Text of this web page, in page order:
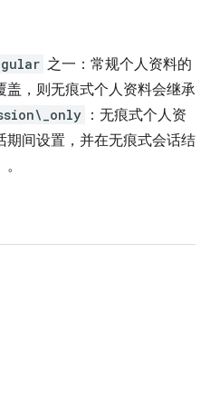
之一：常规个人资料的
，则无痕式个人资料会继承
：无痕式个人资
间设置，并在无痕式会话结